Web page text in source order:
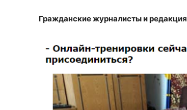
Гражданские журналисты и редакция